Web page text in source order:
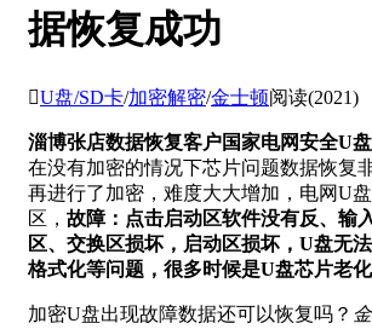
据恢复成功
U盘/SD卡/加密解密/金士顿阅读(2021)
淄博张店数据恢复客户国家电网安全U
在没有加密的情况下芯片问题数据恢复
再进行了加密，难度大大增加，电网U
区， 故障：点击启动区软件没有反、输
区、交换区损坏，启动区损坏，U盘无
格式化等问题，很多时候是U盘芯片老化
加密U盘出现故障数据还可以恢复吗？